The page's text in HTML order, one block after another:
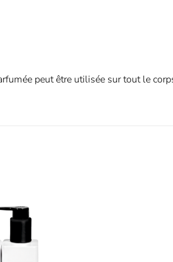
peut être utilisée sur tout le